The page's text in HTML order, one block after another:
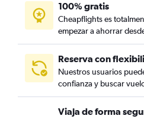
100% gratis
Cheapflights es
empezar a ahorrar
Reserva con
Nuestros usuarios
confianza y buscar
Viaja de forma